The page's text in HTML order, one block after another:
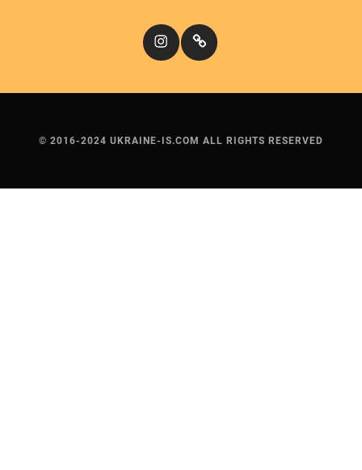
InstagramКіномандри
© 2016-2024 UKRAINE-IS.COM ALL RIGHTS RESERVED